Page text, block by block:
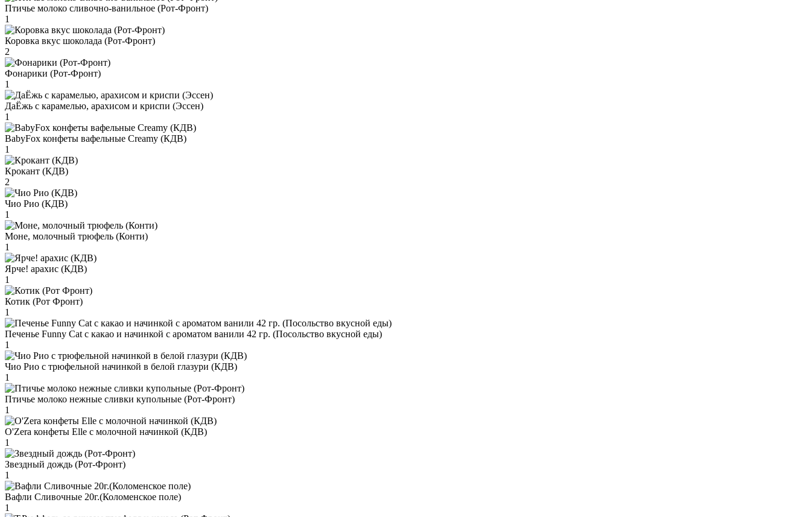
Птичье молоко сливочно-ванильное (Рот-Фронт)
1
Коровка вкус шоколада (Рот-Фронт)
2
Фонарики (Рот-Фронт)
1
ДаЁжь с карамелью, арахисом и криспи (Эссен)
1
BabyFox конфеты вафельные Creamy (КДВ)
1
Крокант (КДВ)
2
Чио Рио (КДВ)
1
Моне, молочный трюфель (Конти)
1
Ярче! арахис (КДВ)
1
Котик (Рот Фронт)
1
Печенье Funny Сat с какао и начинкой с ароматом ванили 42 гр. (Посольство вкусной еды)
1
Чио Рио с трюфельной начинкой в белой глазури (КДВ)
1
Птичье молоко нежные сливки купольные (Рот-Фронт)
1
O'Zera конфеты Elle с молочной начинкой (КДВ)
1
Звездный дождь (Рот-Фронт)
1
Вафли Сливочные 20г.(Коломенское поле)
1